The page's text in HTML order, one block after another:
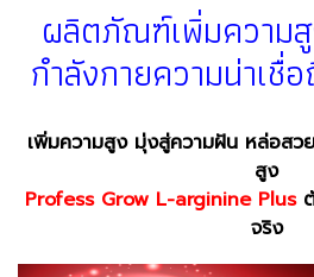
ผลิตภัณฑ์เพิ่มความ
กำลังกายความน่าเชื่
เพิ่มความสูง มุ่งสู่ความฝัน หล่อสว
สูง
Profess Grow L-arginine Plus
จริง